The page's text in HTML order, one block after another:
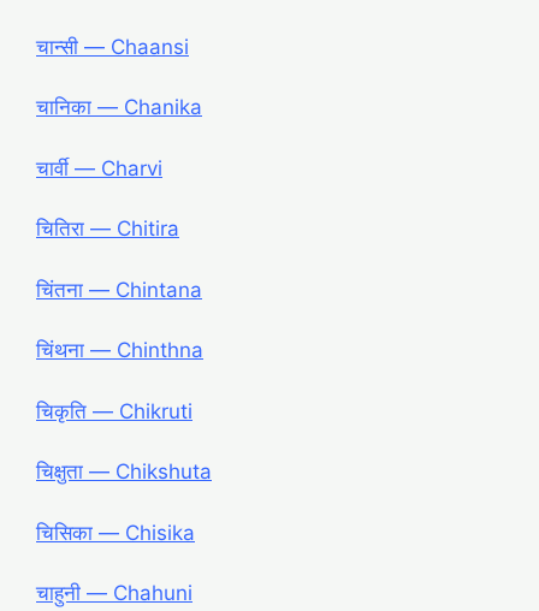
चान्सी ― Chaansi
चानिका ― Chanika
चार्वी ― Charvi
चितिरा ― Chitira
चिंतना ― Chintana
चिंथना ― Chinthna
चिकृति ― Chikruti
चिक्षुता ― Chikshuta
चिसिका ― Chisika
चाहुनी ― Chahuni